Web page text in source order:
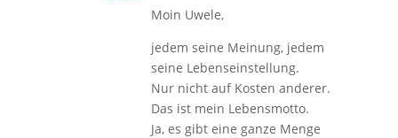
Moin Uwele,
jedem seine Meinung, jedem
seine Lebenseinstellung.
Nur nicht auf Kosten anderer.
Das ist mein Lebensmotto.
Ja, es gibt eine ganze Menge